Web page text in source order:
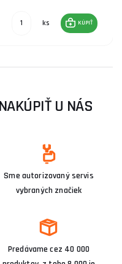
ks KÚPIŤ
U NÁS
Sme autorizovaný servis
vybraných značiek
Predávame cez 40 000